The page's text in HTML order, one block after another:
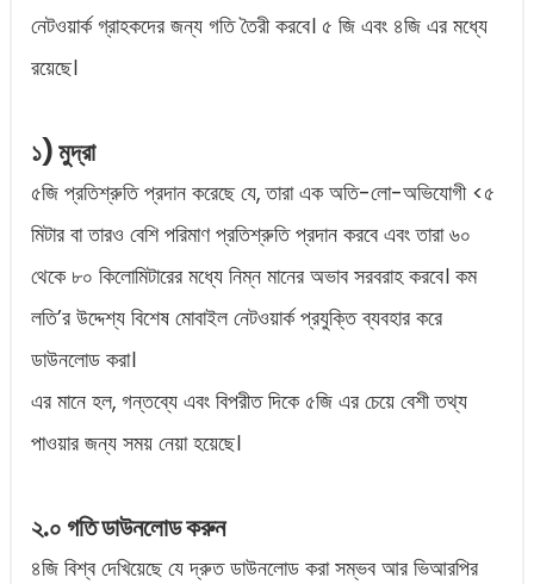
নেটওয়ার্ক গ্রাহকদের জন্য গতি তৈরী করবে। ৫ জি এবং ৪জি এর মধ্যে
রয়েছে।
১) মুদ্রা
৫জি প্রতিশ্রুতি প্রদান করেছে যে, তারা এক অতি-লো-অভিযোগী <৫
মিটার বা তারও বেশি পরিমাণ প্রতিশ্রুতি প্রদান করবে এবং তারা ৬০
থেকে ৮০ কিলোমিটারের মধ্যে নিম্ন মানের অভাব সরবরাহ করবে। কম
লতি’র উদ্দেশ্য বিশেষ মোবাইল নেটওয়ার্ক প্রযুক্তি ব্যবহার করে
ডাউনলোড করা।
এর মানে হল, গন্তব্যে এবং বিপরীত দিকে ৫জি এর চেয়ে বেশী তথ্য
পাওয়ার জন্য সময় নেয়া হয়েছে।
২.০ গতি ডাউনলোড করুন
৪জি বিশ্ব দেখিয়েছে যে দ্রুত ডাউনলোড করা সম্ভব আর ভিআরপির